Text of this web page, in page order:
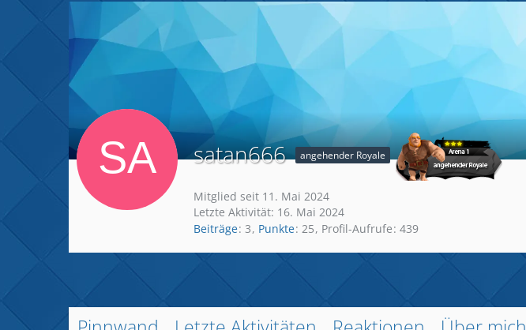
satan666 angehender Royale
Mitglied seit 11. Mai 2024
Letzte Aktivität: 16. Mai 2024
Beiträge 3 Punkte 25 Profil-Aufrufe 439